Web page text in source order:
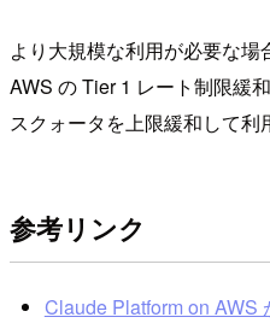
より大規模な利用が必要な
AWS の Tier 1 レート制限緩
スクォータを上限緩和して利
参考リンク
Claude Platform on AWS